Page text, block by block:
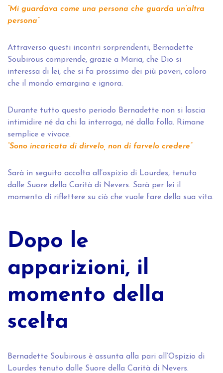
“Mi guardava come una persona che guarda un’altra
persona”
Attraverso questi incontri sorprendenti, Bernadette
Soubirous comprende, grazie a Maria, che Dio si
interessa di lei, che si fa prossimo dei più poveri, coloro
che il mondo emargina e ignora.
Durante tutto questo periodo Bernadette non si lascia
intimidire né da chi la interroga, né dalla folla. Rimane
semplice e vivace.
“Sono incaricata di dirvelo, non di farvelo credere”
Sarà in seguito accolta all’ospizio di Lourdes, tenuto
dalle Suore della Carità di Nevers. Sarà per lei il
momento di riflettere su ciò che vuole fare della sua vita.
Dopo le
apparizioni, il
momento della
scelta
Bernadette Soubirous è assunta alla pari all’Ospizio di
Lourdes tenuto dalle Suore della Carità di Nevers.